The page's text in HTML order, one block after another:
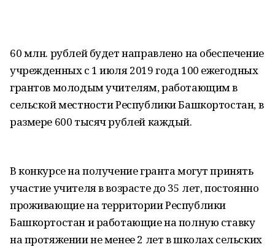
60 млн. рублей будет направлено на обеспечение
учрежденных с 1 июля 2019 года 100 ежегодных
грантов молодым учителям, работающим в
сельской местности Республики Башкортостан, в
размере 600 тысяч рублей каждый.
В конкурсе на получение гранта могут принять
участие учителя в возрасте до 35 лет, постоянно
проживающие на территории Республики
Башкортостан и работающие на полную ставку
на протяжении не менее 2 лет в школах сельских